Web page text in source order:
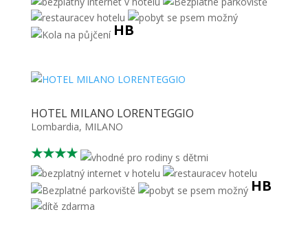
HB
HOTEL MILANO LORENTEGGIO
Lombardia, MILANO
★★★★
HB